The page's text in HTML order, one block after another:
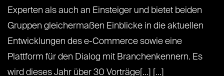
Experten als auch an Einsteiger und bietet beiden
Gruppen gleichermaßen Einblicke in die aktuellen
Entwicklungen des e-Commerce sowie eine
Plattform für den Dialog mit Branchenkennern. Es
wird dieses Jahr über 30 Vorträge[...] [...]